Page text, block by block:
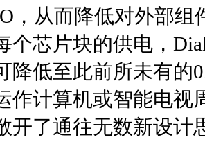
，从而降低对外部
个芯片块的供电，
降低至此前所未有的
作计算机或智能电视
开了通往无数新设计